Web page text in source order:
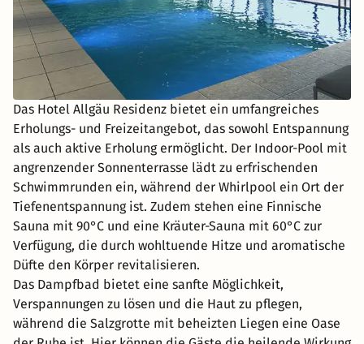
Das Hotel Allgäu Residenz bietet ein umfangreiches
Erholungs- und Freizeitangebot, das sowohl Entspannung
als auch aktive Erholung ermöglicht. Der Indoor-Pool mit
angrenzender Sonnenterrasse lädt zu erfrischenden
Schwimmrunden ein, während der Whirlpool ein Ort der
Tiefenentspannung ist. Zudem stehen eine Finnische
Sauna mit 90°C und eine Kräuter-Sauna mit 60°C zur
Verfügung, die durch wohltuende Hitze und aromatische
Düfte den Körper revitalisieren.
Das Dampfbad bietet eine sanfte Möglichkeit,
Verspannungen zu lösen und die Haut zu pflegen,
während die Salzgrotte mit beheizten Liegen eine Oase